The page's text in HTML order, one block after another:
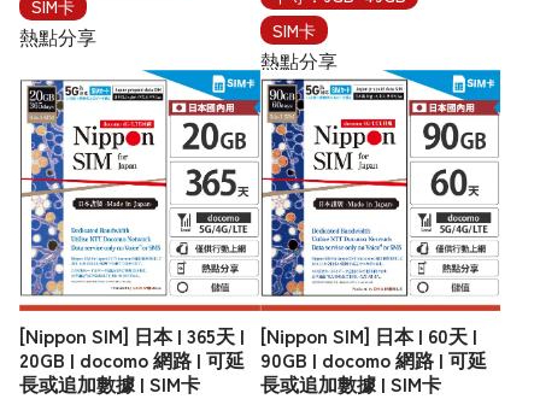
SIM卡
熱點分享
SIM卡
熱點分享
[Nippon SIM] 日本 | 365天 |
20GB | docomo 網路 | 可延
長或追加數據 | SIM卡
[Nippon SIM] 日本 | 60天 |
90GB | docomo 網路 | 可延
長或追加數據 | SIM卡